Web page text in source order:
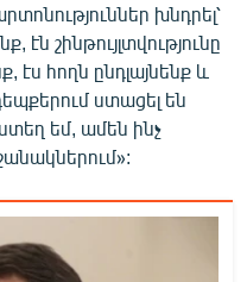
խնդրել՝
էն շինթույլտվությունը
հողն ընդլայնենք և
ստացել են
եմ, ամեն ինչ